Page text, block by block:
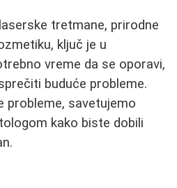
tretmane, prirodne
ključ je u
vreme da se oporavi,
buduće probleme.
probleme, savetujemo
kako biste dobili